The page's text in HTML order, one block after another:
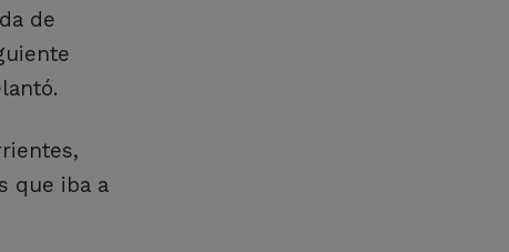
de
que iba a